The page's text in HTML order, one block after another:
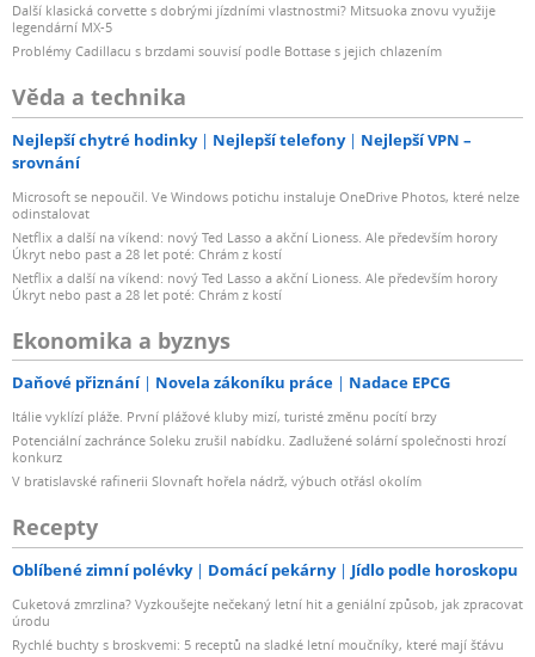
Další klasická corvette s dobrými jízdními vlastnostmi? Mitsuoka znovu využije
legendární MX-5
Problémy Cadillacu s brzdami souvisí podle Bottase s jejich chlazením
Věda a technika
Nejlepší chytré hodinky Nejlepší telefony
Nejlepší VPN –
srovnání
Microsoft se nepoučil. Ve Windows potichu instaluje OneDrive Photos, které nelze
odinstalovat
Netflix a další na víkend: nový Ted Lasso a akční Lioness. Ale především horory
Úkryt nebo past a 28 let poté: Chrám z kostí
Netflix a další na víkend: nový Ted Lasso a akční Lioness. Ale především horory
Úkryt nebo past a 28 let poté: Chrám z kostí
Ekonomika a byznys
Daňové přiznání Novela zákoníku práce Nadace EPCG
Itálie vyklízí pláže. První plážové kluby mizí, turisté změnu pocítí brzy
Potenciální zachránce Soleku zrušil nabídku. Zadlužené solární společnosti hrozí
konkurz
V bratislavské rafinerii Slovnaft hořela nádrž, výbuch otřásl okolím
Recepty
Oblíbené zimní polévky Domácí pekárny Jídlo podle horoskopu
Cuketová zmrzlina? Vyzkoušejte nečekaný letní hit a geniální způsob, jak zpracovat
úrodu
Rychlé buchty s broskvemi: 5 receptů na sladké letní moučníky, které mají šťávu